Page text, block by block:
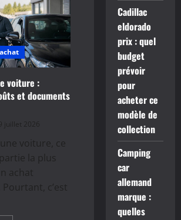
prix
:
combien
coûte
l’importation
d’un
véhicule
?
voiture :
et documents
juillet 2026
voiture, ce
la plus
achat
c’est
Cadillac
eldorado
prix : quel
budget
prévoir
pour
acheter ce
modèle de
collection
Camping
car
allemand
marque :
quelles